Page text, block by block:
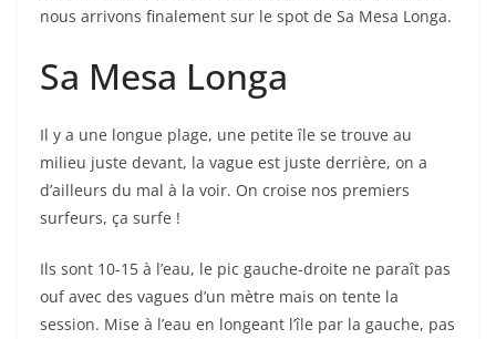
nous arrivons finalement sur le spot de Sa Mesa Longa.
Sa Mesa Longa
Il y a une longue plage, une petite île se trouve au
milieu juste devant, la vague est juste derrière, on a
d’ailleurs du mal à la voir. On croise nos premiers
surfeurs, ça surfe !
Ils sont 10-15 à l’eau, le pic gauche-droite ne paraît pas
ouf avec des vagues d’un mètre mais on tente la
session. Mise à l’eau en longeant l’île par la gauche, pas